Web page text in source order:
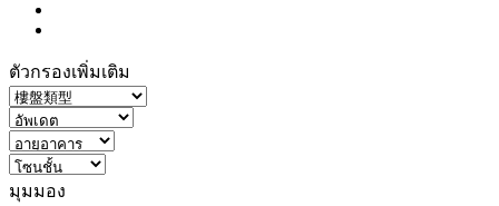
ตัวกรองเพิ่มเติม
มุมมอง